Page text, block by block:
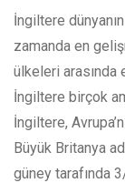
İngiltere
zamanda en
ülkeleri arasında
İngiltere birçok
İngiltere,
Büyük Britanya
güney tarafında